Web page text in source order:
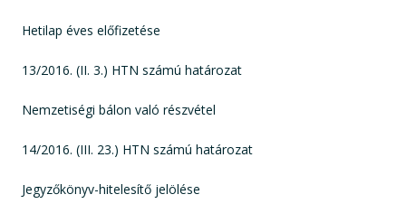
Hetilap éves előfizetése
13/2016. (II. 3.) HTN számú határozat
Nemzetiségi bálon való részvétel
14/2016. (III. 23.) HTN számú határozat
Jegyzőkönyv-hitelesítő jelölése